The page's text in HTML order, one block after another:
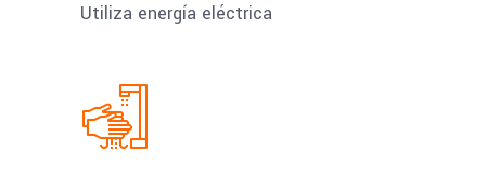
Utiliza energía eléctrica